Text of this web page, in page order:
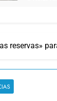
reservas»